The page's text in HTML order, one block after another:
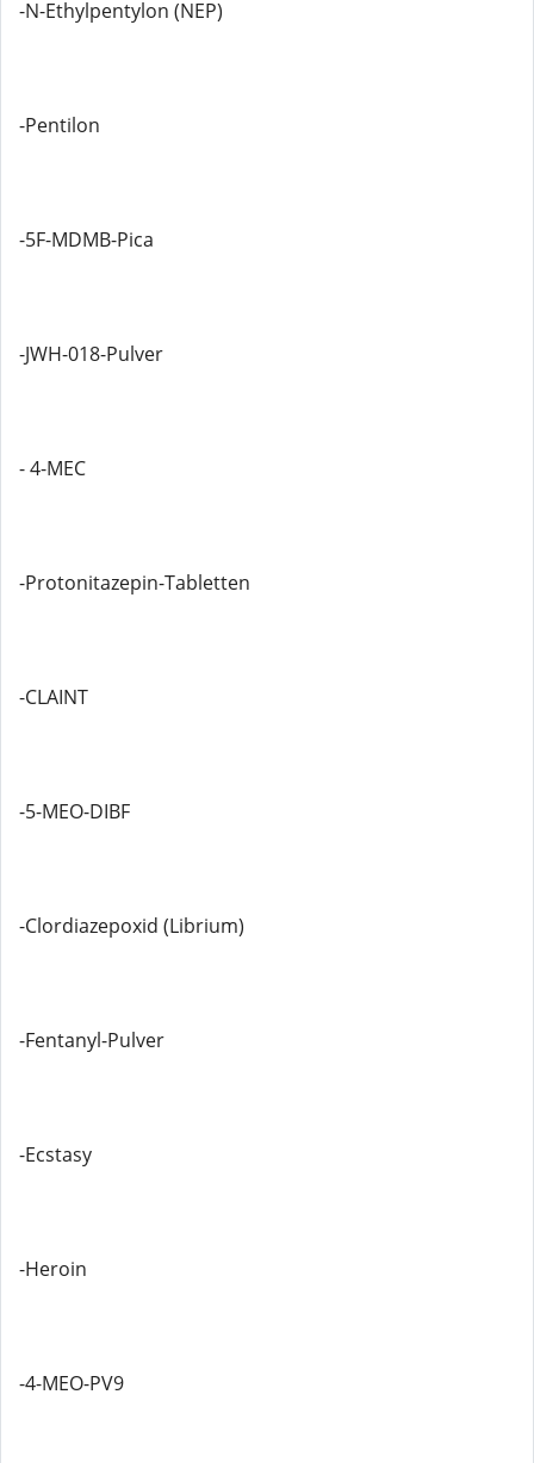
-N-Ethylpentylon (NEP)
-Pentilon
-5F-MDMB-Pica
-JWH-018-Pulver
- 4-MEC
-Protonitazepin-Tabletten
-CLAINT
-5-MEO-DIBF
-Clordiazepoxid (Librium)
-Fentanyl-Pulver
-Ecstasy
-Heroin
-4-MEO-PV9